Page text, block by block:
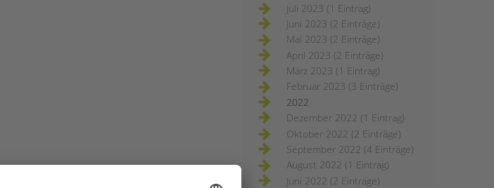
Juli 2023 (1 Eintrag)
Juni 2023 (2 Einträge)
Mai 2023 (2 Einträge)
April 2023 (2 Einträge)
März 2023 (1 Eintrag)
Februar 2023 (3 Einträge)
2022
Dezember 2022 (1 Eintrag)
Oktober 2022 (2 Einträge)
September 2022 (4 Einträge)
August 2022 (1 Eintrag)
Juni 2022 (2 Einträge)